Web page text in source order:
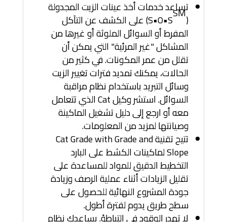
تساعد خدمات أخذ عينات الزيت المجدولة
(S•O•S
SM ) على الكشف عن التآكل
المفرط أو السوائل الملوثة أو غيرها من
المشاكل "غير المرئية" التي يمكن أن
تقلل من عمر المكونات. في كثير من
الحالات، يمكنك تمديد فترات تغيير الزيت
وسائل التبريد باستخدام نظام مراقبة
السوائل. استشر وكيل Cat الذي تتعامل
معه أو ارجع إلى دليل تشغيل الماكينة
وصيانتها لمزيد من المعلومات.
تتيح تقنية Cat Grade with Grade and
Slope لماكينات الكشط على البارد
التخطيط الدقيق للمواد للمساعدة على
تقليل الزيادات أثناء عملية الرصف وزيادة
جودة المشروع النهائية للحصول على
سطح طريق يدوم لفترة أطول.
لا تهدر الوقود في التباطؤ. يساعدك نظام